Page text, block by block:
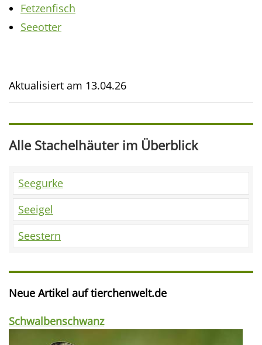
Fetzenfisch
Seeotter
Aktualisiert am 13.04.26
Alle Stachelhäuter im Überblick
Seegurke
Seeigel
Seestern
Neue Artikel auf tierchenwelt.de
Schwalbenschwanz